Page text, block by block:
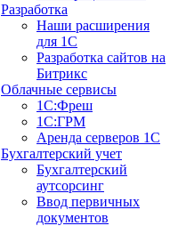
Разработка
Наши расширения
для 1С
Разработка сайтов на
Битрикс
Облачные сервисы
1С:Фреш
1С:ГРМ
Аренда серверов 1С
Бухгалтерский учет
Бухгалтерский
аутсорсинг
Ввод первичных
документов